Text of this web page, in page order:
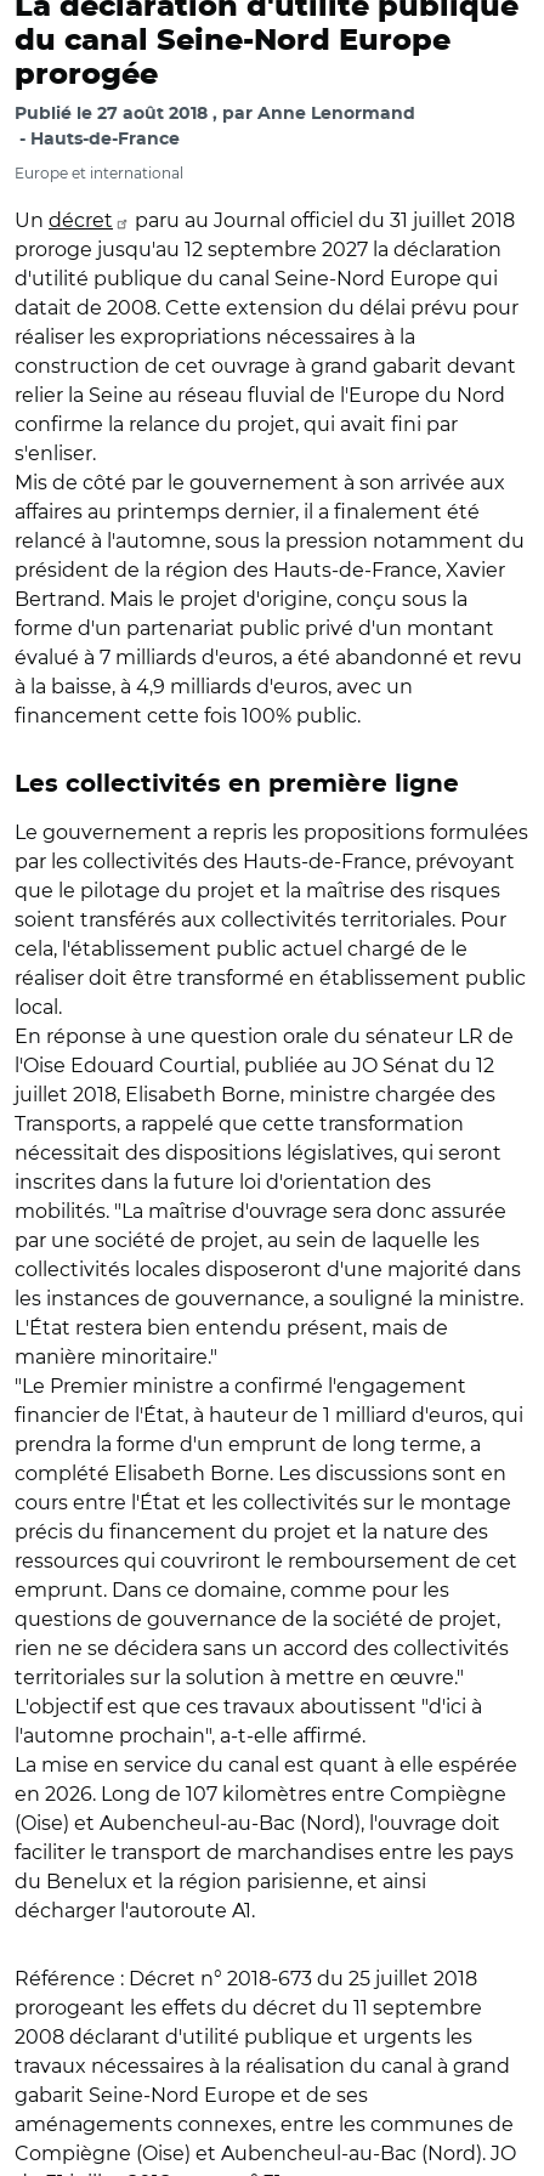
La déclaration d'utilité publique
du canal Seine-Nord Europe
prorogée
Publié le 27 août 2018 par Anne Lenormand
Hauts-de-France
Europe et international
Un décret
paru au Journal officiel du 31 juillet 2018
proroge jusqu'au 12 septembre 2027 la déclaration
d'utilité publique du canal Seine-Nord Europe qui
datait de 2008. Cette extension du délai prévu pour
réaliser les expropriations nécessaires à la
construction de cet ouvrage à grand gabarit devant
relier la Seine au réseau fluvial de l'Europe du Nord
confirme la relance du projet, qui avait fini par
s'enliser.
Mis de côté par le gouvernement à son arrivée aux
affaires au printemps dernier, il a finalement été
relancé à l'automne, sous la pression notamment du
président de la région des Hauts-de-France, Xavier
Bertrand. Mais le projet d'origine, conçu sous la
forme d'un partenariat public privé d'un montant
évalué à 7 milliards d'euros, a été abandonné et revu
à la baisse, à 4,9 milliards d'euros, avec un
financement cette fois 100% public.
Les collectivités en première ligne
Le gouvernement a repris les propositions formulées
par les collectivités des Hauts-de-France, prévoyant
que le pilotage du projet et la maîtrise des risques
soient transférés aux collectivités territoriales. Pour
cela, l'établissement public actuel chargé de le
réaliser doit être transformé en établissement public
local.
En réponse à une question orale du sénateur LR de
l'Oise Edouard Courtial, publiée au JO Sénat du 12
juillet 2018, Elisabeth Borne, ministre chargée des
Transports, a rappelé que cette transformation
nécessitait des dispositions législatives, qui seront
inscrites dans la future loi d'orientation des
mobilités. "La maîtrise d'ouvrage sera donc assurée
par une société de projet, au sein de laquelle les
collectivités locales disposeront d'une majorité dans
les instances de gouvernance, a souligné la ministre.
L'État restera bien entendu présent, mais de
manière minoritaire."
"Le Premier ministre a confirmé l'engagement
financier de l'État, à hauteur de 1 milliard d'euros, qui
prendra la forme d'un emprunt de long terme, a
complété Elisabeth Borne. Les discussions sont en
cours entre l'État et les collectivités sur le montage
précis du financement du projet et la nature des
ressources qui couvriront le remboursement de cet
emprunt. Dans ce domaine, comme pour les
questions de gouvernance de la société de projet,
rien ne se décidera sans un accord des collectivités
territoriales sur la solution à mettre en œuvre."
L'objectif est que ces travaux aboutissent "d'ici à
l'automne prochain", a-t-elle affirmé.
La mise en service du canal est quant à elle espérée
en 2026. Long de 107 kilomètres entre Compiègne
(Oise) et Aubencheul-au-Bac (Nord), l'ouvrage doit
faciliter le transport de marchandises entre les pays
du Benelux et la région parisienne, et ainsi
décharger l'autoroute A1.
Référence : Décret n° 2018-673 du 25 juillet 2018
prorogeant les effets du décret du 11 septembre
2008 déclarant d'utilité publique et urgents les
travaux nécessaires à la réalisation du canal à grand
gabarit Seine-Nord Europe et de ses
aménagements connexes, entre les communes de
Compiègne (Oise) et Aubencheul-au-Bac (Nord). JO